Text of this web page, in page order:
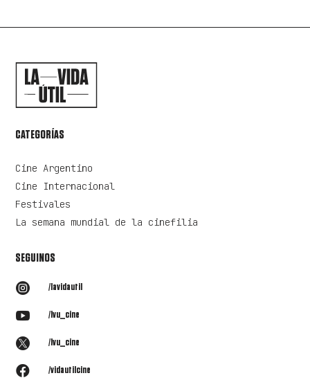
CATEGORÍAS
Cine Argentino
Cine Internacional
Festivales
La semana mundial de la cinefilia
SEGUINOS
 /lavidautil
 /lvu_cine
 /lvu_cine
 /vidautilcine